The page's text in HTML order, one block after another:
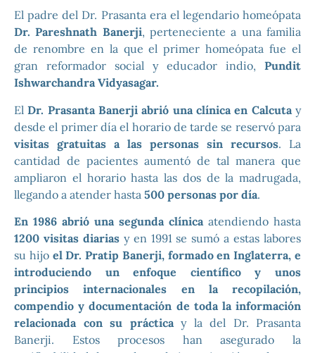
El padre del Dr. Prasanta era el legendario homeópata
Dr. Pareshnath Banerji, perteneciente a una familia
de renombre en la que el primer homeópata fue el
gran reformador social y educador indio, Pundit
Ishwarchandra Vidyasagar.
ElDr. Prasanta Banerji abrió una clínica en Calcutay
desde el primer día el horario de tarde se reservó para
visitas gratuitas a las personas sin recursos. La
cantidad de pacientes aumentó de tal manera que
ampliaron el horario hasta las dos de la madrugada,
llegando a atender hasta 500 personas por día.
En 1986 abrió una segunda clínica atendiendo hasta
1200 visitas diariasy en 1991 se sumó a estas labores
su hijoel Dr. Pratip Banerji, formado en Inglaterra, e
introduciendo un enfoque científico y unos
principios internacionales en la recopilación,
compendio y documentación de toda la información
relacionada con su prácticay la del Dr. Prasanta
Banerji. Estos procesos han asegurado la